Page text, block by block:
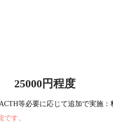
25000円程度
等必要に応じて追加で実施：
す。